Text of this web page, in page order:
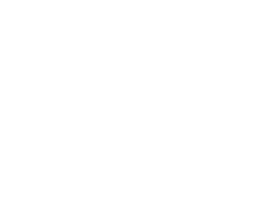
are used to help us analyze how the website